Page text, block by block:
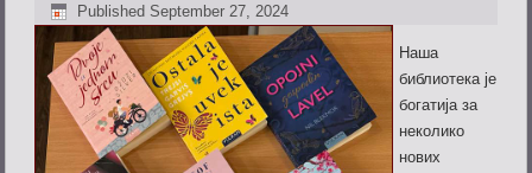
Published September 27, 2024
Наша
библиотека је
богатија за
неколико
нових